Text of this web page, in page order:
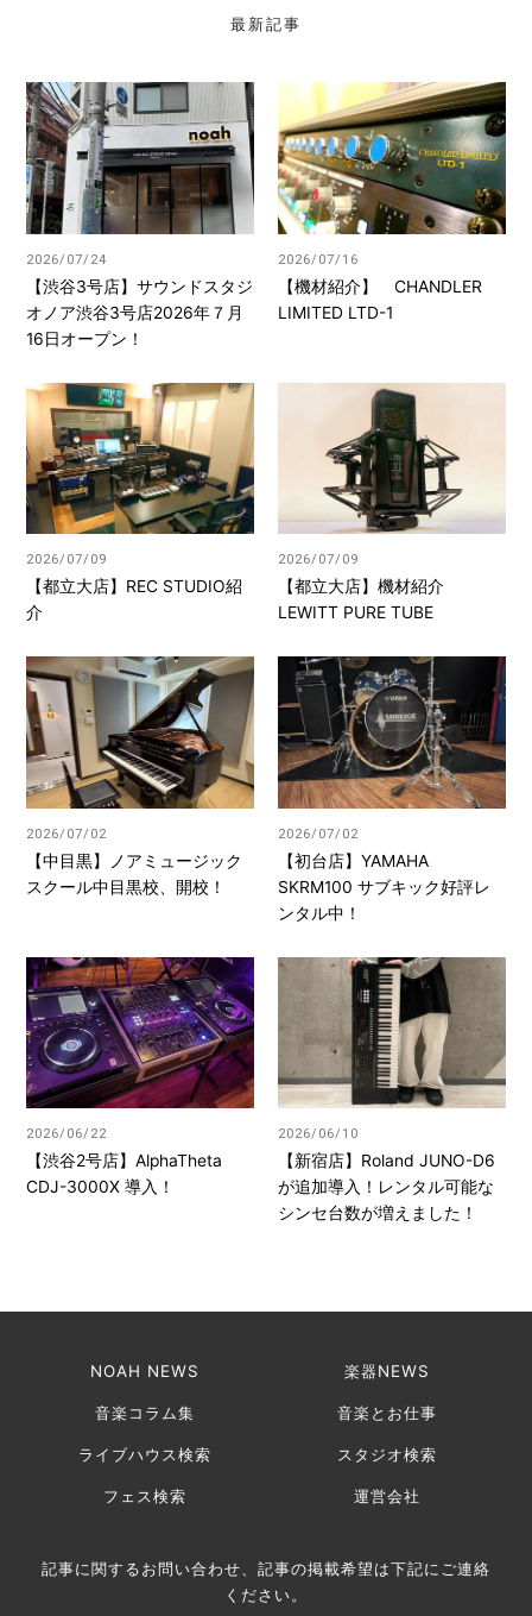
最新記事
2026/07/24
【渋谷3号店】サウンドスタジ
オノア渋谷3号店2026年７月
16日オープン！
2026/07/16
【機材紹介】 CHANDLER
LIMITED LTD-1
2026/07/09
【都立大店】REC STUDIO紹
介
2026/07/09
【都立大店】機材紹介
LEWITT PURE TUBE
2026/07/02
【中目黒】ノアミュージック
スクール中目黒校、開校！
2026/07/02
【初台店】YAMAHA
SKRM100 サブキック好評レ
ンタル中！
2026/06/22
【渋谷2号店】AlphaTheta
CDJ-3000X 導入！
2026/06/10
【新宿店】Roland JUNO-D6
が追加導入！レンタル可能な
シンセ台数が増えました！
NOAH NEWS 楽器NEWS
音楽コラム集 音楽とお仕事
ライブハウス検索 スタジオ検索
フェス検索 運営会社
記事に関するお問い合わせ、記事の掲載希望は下記にご連絡
ください。